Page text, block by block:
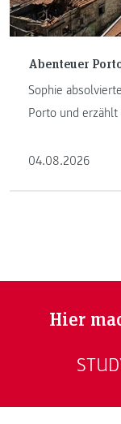
Abenteuer
Sophie
Porto und
04.08.2026
Hier